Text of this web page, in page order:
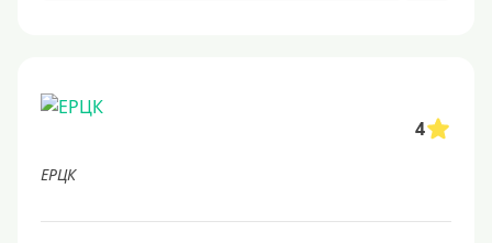
4
ЕРЦК